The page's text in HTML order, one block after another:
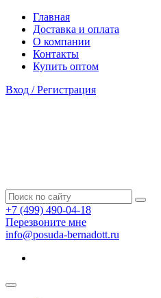
Главная
Доставка и оплата
О компании
Контакты
Купить оптом
Вход / Регистрация
+7 (499) 490-04-18
Перезвоните мне
info@posuda-bernadott.ru